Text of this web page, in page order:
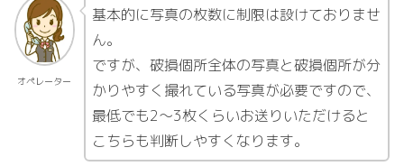
オペレーター
基本的に写真の枚数に制限は設けておりませ
ん。
ですが、破損個所全体の写真と破損個所が分
かりやすく撮れている写真が必要ですので、
最低でも2～3枚くらいお送りいただけると
こちらも判断しやすくなります。